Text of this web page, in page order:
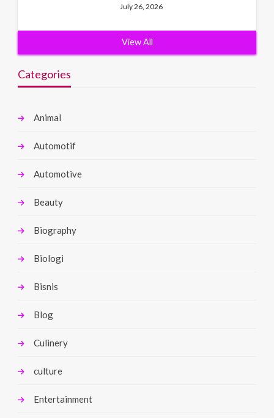
July 26, 2026
View All
Categories
Animal
Automotif
Automotive
Beauty
Biography
Biologi
Bisnis
Blog
Culinery
culture
Entertainment